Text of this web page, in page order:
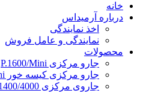
خانه
درباره آرمیداس
اخذ نمایندگی
نمایندگی و عامل فروش
محصولات
جارو مرکزی P.1600/Mini
جارو مرکزی کیسه خور P.1600/Mini
جاروی مرکزی ۲P.1400/4000